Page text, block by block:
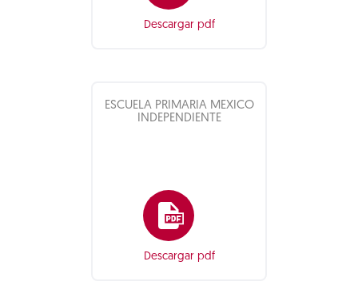
Descargar pdf
ESCUELA PRIMARIA MEXICO
INDEPENDIENTE
Descargar pdf